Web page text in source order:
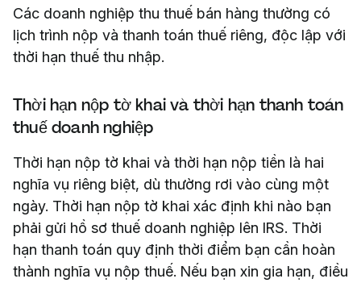
Các doanh nghiệp thu thuế bán hàng thường có
lịch trình nộp và thanh toán thuế riêng, độc lập với
thời hạn thuế thu nhập.
Thời hạn nộp tờ khai và thời hạn thanh toán
thuế doanh nghiệp
Thời hạn nộp tờ khai và thời hạn nộp tiền là hai
nghĩa vụ riêng biệt, dù thường rơi vào cùng một
ngày. Thời hạn nộp tờ khai xác định khi nào bạn
phải gửi hồ sơ thuế doanh nghiệp lên IRS. Thời
hạn thanh toán quy định thời điểm bạn cần hoàn
thành nghĩa vụ nộp thuế. Nếu bạn xin gia hạn, điều